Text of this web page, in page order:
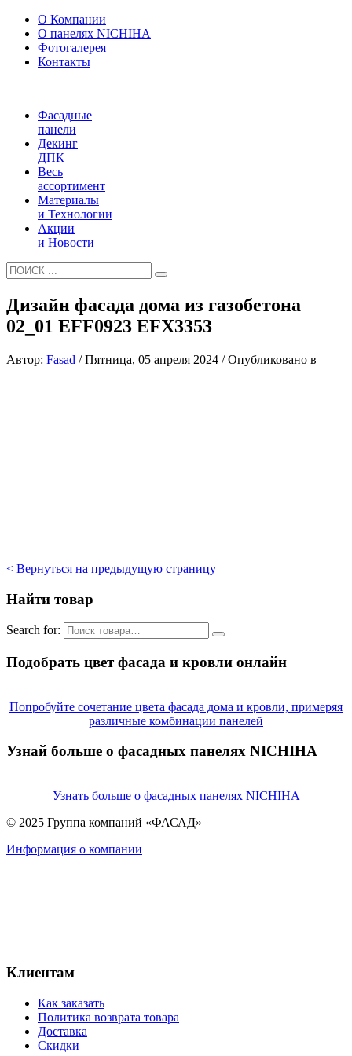
О Компании
О панелях NICHIHA
Фотогалерея
Контакты
Фасадные
панели
Декинг
ДПК
Весь
ассортимент
Материалы
и Технологии
Акции
и Новости
Дизайн фасада дома из газобетона
02_01 EFF0923 EFX3353
Автор: Fasad /Пятница, 05 апреля 2024 /Опубликовано в
< Вернуться на предыдущую страницу
Найти товар
Search for:
Подобрать цвет фасада и кровли онлайн
Попробуйте сочетание цвета фасада дома и кровли, примеряя
различные комбинации панелей
Узнай больше о фасадных панелях NICHIHA
Узнать больше о фасадных панелях NICHIHA
© 2025 Группа компаний «ФАСАД»
Информация о компании
Клиентам
Как заказать
Политика возврата товара
Доставка
Скидки